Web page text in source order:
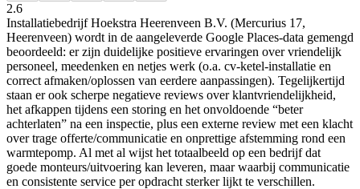
2.6
Installatiebedrijf Hoekstra Heerenveen B.V. (Mercurius 17,
Heerenveen) wordt in de aangeleverde Google Places-data gemengd
beoordeeld: er zijn duidelijke positieve ervaringen over vriendelijk
personeel, meedenken en netjes werk (o.a. cv-ketel-installatie en
correct afmaken/oplossen van eerdere aanpassingen). Tegelijkertijd
staan er ook scherpe negatieve reviews over klantvriendelijkheid,
het afkappen tijdens een storing en het onvoldoende “beter
achterlaten” na een inspectie, plus een externe review met een klacht
over trage offerte/communicatie en onprettige afstemming rond een
warmtepomp. Al met al wijst het totaalbeeld op een bedrijf dat
goede monteurs/uitvoering kan leveren, maar waarbij communicatie
en consistente service per opdracht sterker lijkt te verschillen.